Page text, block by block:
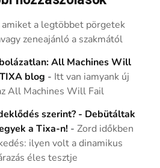
amiket a legtöbbet pörgetek
zeneajánló a szakmától
All Machines Will
blog - Itt van iamyank új
All Machines Will Fail
szerint? - Debütáltak
a Tixa-n! -Zord időkben
ilyen volt a dinamikus
éles tesztje